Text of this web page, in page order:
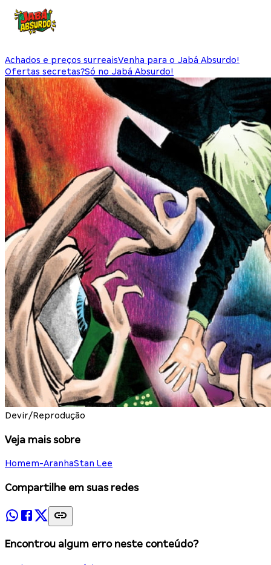
Achados e preços surreaisVenha para o Jabá Absurdo!
Ofertas secretas?Só no Jabá Absurdo!
Devir/Reprodução
Veja mais sobre
Homem-AranhaStan Lee
Compartilhe em suas redes
Encontrou algum erro neste conteúdo?